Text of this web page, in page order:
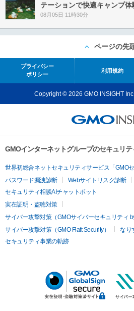
テーションで快適キャンプ体
08月05日 11時30分
ページの先
プライバシー
ポリシー
利用規約
Copyright © 2026 GMO INSIGHT
GMOインターネットグループのセキュリ
世界初総合ネットセキュリティサービス「GMOセ
パスワード漏洩診断
Webサイトリスク診断
セキュリティ相談AIチャットボット
実在証明・盗聴対策
サイバー攻撃対策（GMOサイバーセキュリティ
サイバー攻撃対策（GMO Flatt Security）
なり
セキュリティ事業の軌跡